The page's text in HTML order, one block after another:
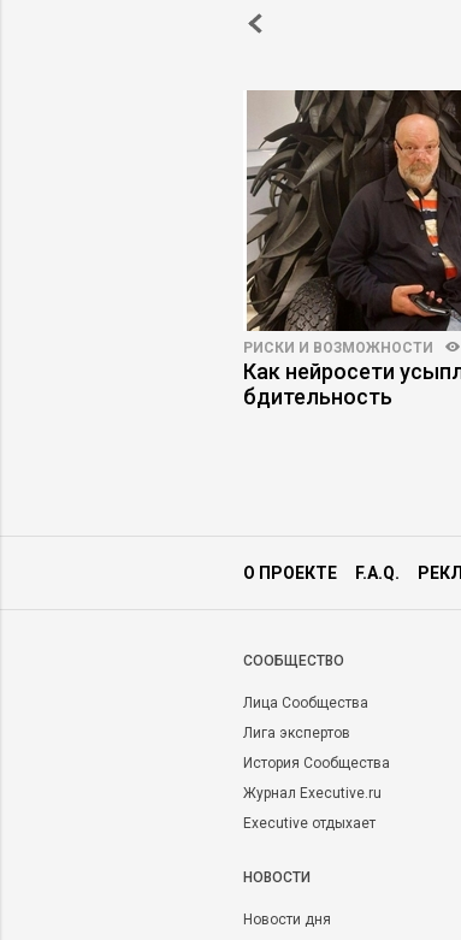
РИСКИ И ВОЗМОЖНОСТИ
Как нейросети
бдительность
О ПРОЕКТЕ F.A.Q.
CООБЩЕСТВО
Лица Сообщества
Лига экспертов
История Сообщества
Журнал Executive.ru
Executive отдыхает
НОВОСТИ
Новости дня